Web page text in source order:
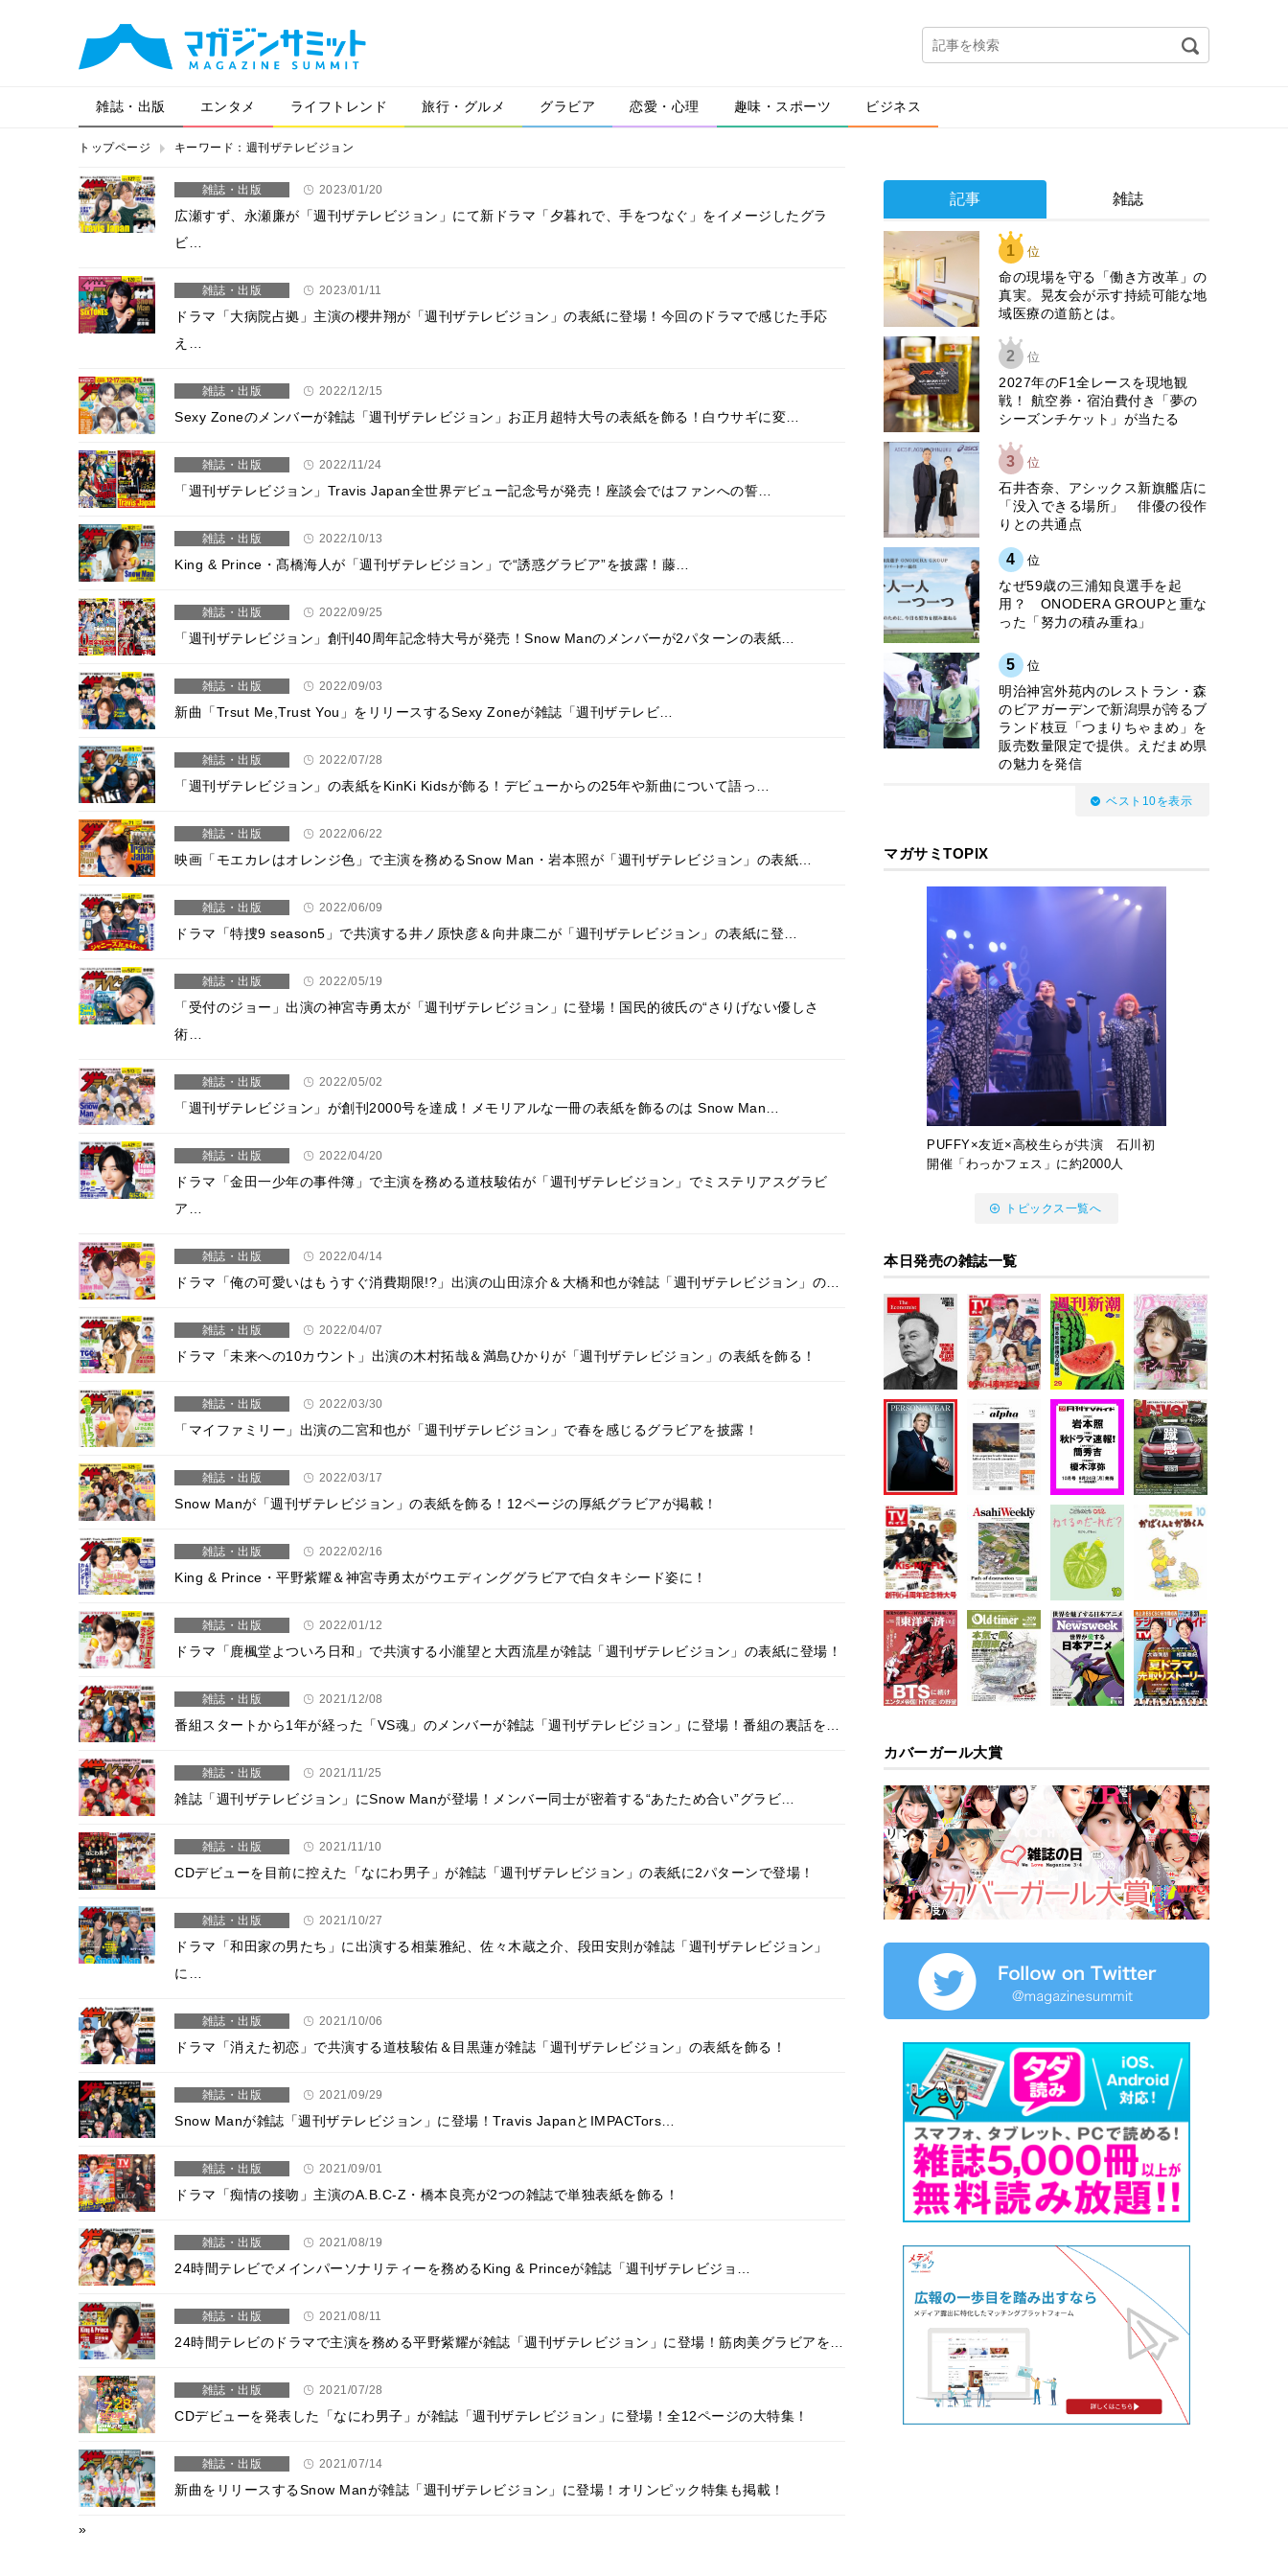
雑誌・出版 エンタメ ライフトレンド 旅行・グルメ グラビア 恋愛・心理 趣味・スポーツ ビジネス
トップページ キーワード：週刊ザテレビジョン
雑誌・出版 2023/01/20
広瀬すず、永瀬廉が「週刊ザテレビジョン」にて新ドラマ「夕暮れで、手をつなぐ」をイメージしたグラ
ビ…
雑誌・出版 2023/01/11
ドラマ「大病院占拠」主演の櫻井翔が「週刊ザテレビジョン」の表紙に登場！今回のドラマで感じた手応
え…
雑誌・出版 2022/12/15
Sexy Zoneのメンバーが雑誌「週刊ザテレビジョン」お正月超特大号の表紙を飾る！白ウサギに変…
雑誌・出版 2022/11/24
「週刊ザテレビジョン」Travis Japan全世界デビュー記念号が発売！座談会ではファンへの誓…
雑誌・出版 2022/10/13
King & Prince・髙橋海人が「週刊ザテレビジョン」で“誘惑グラビア”を披露！藤…
雑誌・出版 2022/09/25
「週刊ザテレビジョン」創刊40周年記念特大号が発売！Snow Manのメンバーが2パターンの表紙…
雑誌・出版 2022/09/03
新曲「Trsut Me,Trust You」をリリースするSexy Zoneが雑誌「週刊ザテレビ…
雑誌・出版 2022/07/28
「週刊ザテレビジョン」の表紙をKinKi Kidsが飾る！デビューからの25年や新曲について語っ…
雑誌・出版 2022/06/22
映画「モエカレはオレンジ色」で主演を務めるSnow Man・岩本照が「週刊ザテレビジョン」の表紙…
雑誌・出版 2022/06/09
ドラマ「特捜9 season5」で共演する井ノ原快彦＆向井康二が「週刊ザテレビジョン」の表紙に登…
雑誌・出版 2022/05/19
「受付のジョー」出演の神宮寺勇太が「週刊ザテレビジョン」に登場！国民的彼氏の“さりげない優しさ
術…
雑誌・出版 2022/05/02
「週刊ザテレビジョン」が創刊2000号を達成！メモリアルな一冊の表紙を飾るのは Snow Man…
雑誌・出版 2022/04/20
ドラマ「金田一少年の事件簿」で主演を務める道枝駿佑が「週刊ザテレビジョン」でミステリアスグラビ
ア…
雑誌・出版 2022/04/14
ドラマ「俺の可愛いはもうすぐ消費期限!?」出演の山田涼介＆大橋和也が雑誌「週刊ザテレビジョン」の…
雑誌・出版 2022/04/07
ドラマ「未来への10カウント」出演の木村拓哉＆満島ひかりが「週刊ザテレビジョン」の表紙を飾る！
雑誌・出版 2022/03/30
「マイファミリー」出演の二宮和也が「週刊ザテレビジョン」で春を感じるグラビアを披露！
雑誌・出版 2022/03/17
Snow Manが「週刊ザテレビジョン」の表紙を飾る！12ページの厚紙グラビアが掲載！
雑誌・出版 2022/02/16
King & Prince・平野紫耀＆神宮寺勇太がウエディンググラビアで白タキシード姿に！
雑誌・出版 2022/01/12
ドラマ「鹿楓堂よついろ日和」で共演する小瀧望と大西流星が雑誌「週刊ザテレビジョン」の表紙に登場！
雑誌・出版 2021/12/08
番組スタートから1年が経った「VS魂」のメンバーが雑誌「週刊ザテレビジョン」に登場！番組の裏話を…
雑誌・出版 2021/11/25
雑誌「週刊ザテレビジョン」にSnow Manが登場！メンバー同士が密着する“あたため合い”グラビ…
雑誌・出版 2021/11/10
CDデビューを目前に控えた「なにわ男子」が雑誌「週刊ザテレビジョン」の表紙に2パターンで登場！
雑誌・出版 2021/10/27
ドラマ「和田家の男たち」に出演する相葉雅紀、佐々木蔵之介、段田安則が雑誌「週刊ザテレビジョン」
に…
雑誌・出版 2021/10/06
ドラマ「消えた初恋」で共演する道枝駿佑＆目黒蓮が雑誌「週刊ザテレビジョン」の表紙を飾る！
雑誌・出版 2021/09/29
Snow Manが雑誌「週刊ザテレビジョン」に登場！Travis JapanとIMPACTors…
雑誌・出版 2021/09/01
ドラマ「痴情の接吻」主演のA.B.C-Z・橋本良亮が2つの雑誌で単独表紙を飾る！
雑誌・出版 2021/08/19
24時間テレビでメインパーソナリティーを務めるKing & Princeが雑誌「週刊ザテレビジョ…
雑誌・出版 2021/08/11
24時間テレビのドラマで主演を務める平野紫耀が雑誌「週刊ザテレビジョン」に登場！筋肉美グラビアを…
雑誌・出版 2021/07/28
CDデビューを発表した「なにわ男子」が雑誌「週刊ザテレビジョン」に登場！全12ページの大特集！
雑誌・出版 2021/07/14
新曲をリリースするSnow Manが雑誌「週刊ザテレビジョン」に登場！オリンピック特集も掲載！
»
記事 雑誌
1 位
​命の現場を守る「働き方改革」の
真実。晃友会が示す持続可能な地
域医療の道筋とは。
2 位
2027年のF1全レースを現地観
戦！ 航空券・宿泊費付き「夢の
シーズンチケット」が当たる
3 位
石井杏奈、アシックス新旗艦店に
「没入できる場所」 俳優の役作
りとの共通点
4 位
なぜ59歳の三浦知良選手を起
用？ ONODERA GROUPと重な
った「努力の積み重ね」
5 位
明治神宮外苑内のレストラン・森
のビアガーデンで新潟県が誇るブ
ランド枝豆「つまりちゃまめ」を
販売数量限定で提供。えだまめ県
の魅力を発信
ベスト10を表示
マガサミTOPIX
PUFFY×友近×高校生らが共演 石川初
開催「わっかフェス」に約2000人
トピックス一覧へ
本日発売の雑誌一覧
カバーガール大賞